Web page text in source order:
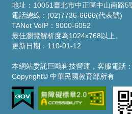
地址：10051臺北市中正區中山南路5
電話總線：(02)7736-6666(代表號)
TANet VoIP：9000-6052
最佳瀏覽解析度為1024x768以上。
更新日期：110-01-12
本網站委託巨鷗科技營運，客服電話
Copyright© 中華民國教育部所有